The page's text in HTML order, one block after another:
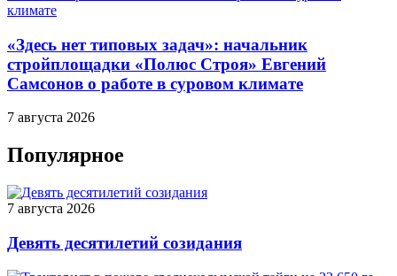
«Здесь нет типовых задач»: начальник
стройплощадки «Полюс Строя» Евгений
Самсонов о работе в суровом климате
7 августа 2026
Популярное
7 августа 2026
Девять десятилетий созидания